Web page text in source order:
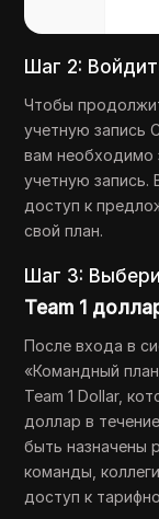
Шаг 2:
Чтобы
учетную запись
вам необходимо
учетную запись.
доступ к
свой план.
Шаг 3:
Team 1
После входа в
«Командный
Team 1 Dollar,
доллар в
быть назначены
команды,
доступ к